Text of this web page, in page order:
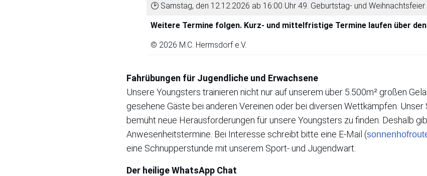
🕑 Samstag, den 12.12.2026 ab 16:00 Uhr 49. Geburtstag- und Weihnachtsfeier
Weitere Termine folgen. Kurz- und mittelfristige Termine laufen über
© 2026 M.C. Hermsdorf e.V.
Fahrübungen für Jugendliche und Erwachsene
Unsere Youngsters trainieren nicht nur auf unserem über 5.500m² großen
gesehene Gäste bei anderen Vereinen oder bei diversen Wettkämpfen.
bemüht neue Herausforderungen für unsere Youngsters zu finden. Deshalb
Anwesenheitstermine. Bei Interesse schreibt bitte eine E-Mail (
eine Schnupperstunde mit unserem Sport- und Jugendwart.
Der heilige WhatsApp Chat